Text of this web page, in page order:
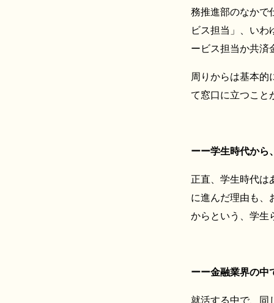
務推進部のなかで
ビス担当」、い
ービス担当か共済
周りからは基本的
て窓口に立つこと
ーー学生時代から
正直、学生時代は
に進んだ理由も、
からという、学生
ーー金融業界の中
就活する中で、同